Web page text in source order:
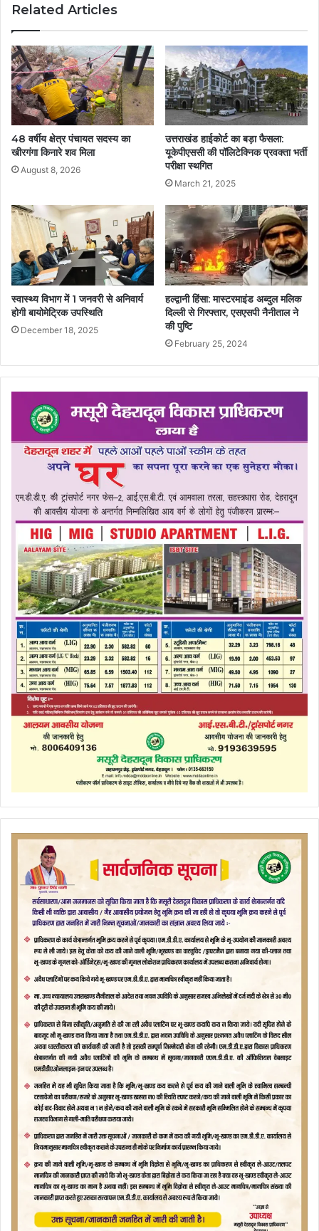
Related Articles
48 वर्षीय क्षेत्र पंचायत सदस्य का
खीरगंगा किनारे शव मिला
August 8, 2026
उत्तराखंड हाईकोर्ट का बड़ा फैसला:
यूकेपीएससी की पॉलिटेक्निक प्रवक्ता भर्ती
परीक्षा स्थगित
March 21, 2025
स्वास्थ्य विभाग में 1 जनवरी से अनिवार्य
होगी बायोमेट्रिक उपस्थिति
December 18, 2025
हल्द्वानी हिंसा: मास्टरमाइंड अब्दुल मलिक
दिल्ली से गिरफ्तार, एसएसपी नैनीताल ने
की पुष्टि
February 25, 2024